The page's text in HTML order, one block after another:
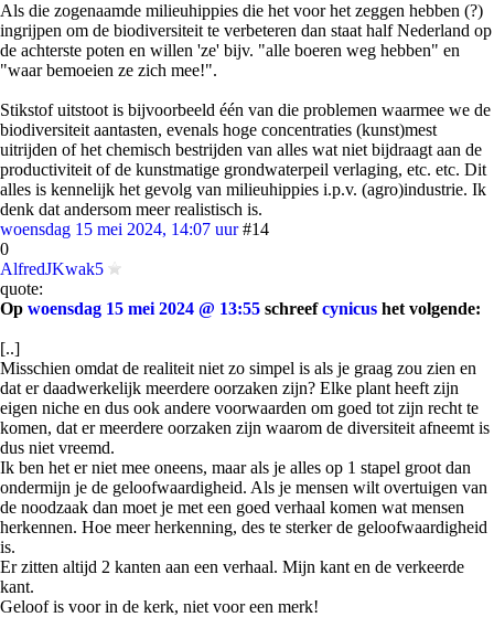
Als die zogenaamde milieuhippies die het voor het zeggen hebben (?)
ingrijpen om de biodiversiteit te verbeteren dan staat half Nederland op
de achterste poten en willen 'ze' bijv. "alle boeren weg hebben" en
"waar bemoeien ze zich mee!".
Stikstof uitstoot is bijvoorbeeld één van die problemen waarmee we de
biodiversiteit aantasten, evenals hoge concentraties (kunst)mest
uitrijden of het chemisch bestrijden van alles wat niet bijdraagt aan de
productiviteit of de kunstmatige grondwaterpeil verlaging, etc. etc. Dit
alles is kennelijk het gevolg van milieuhippies i.p.v. (agro)industrie. Ik
denk dat andersom meer realistisch is.
woensdag 15 mei 2024, 14:07 uur #14
0
AlfredJKwak5
quote:
Op woensdag 15 mei 2024 @ 13:55 schreefcynicus het volgende:
[..]
Misschien omdat de realiteit niet zo simpel is als je graag zou zien en
dat er daadwerkelijk meerdere oorzaken zijn? Elke plant heeft zijn
eigen niche en dus ook andere voorwaarden om goed tot zijn recht te
komen, dat er meerdere oorzaken zijn waarom de diversiteit afneemt is
dus niet vreemd.
Ik ben het er niet mee oneens, maar als je alles op 1 stapel groot dan
ondermijn je de geloofwaardigheid. Als je mensen wilt overtuigen van
de noodzaak dan moet je met een goed verhaal komen wat mensen
herkennen. Hoe meer herkenning, des te sterker de geloofwaardigheid
is.
Er zitten altijd 2 kanten aan een verhaal. Mijn kant en de verkeerde
kant.
Geloof is voor in de kerk, niet voor een merk!